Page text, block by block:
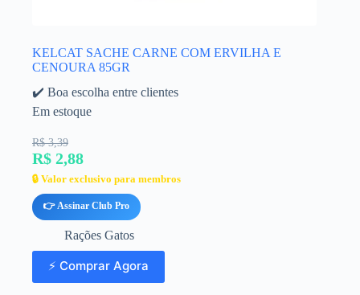
KELCAT SACHE CARNE COM ERVILHA E
CENOURA 85GR
✔️ Boa escolha entre clientes
Em estoque
R$ 3,39
R$ 2,88
🔒 Valor exclusivo para membros
👉 Assinar Club Pro
Rações Gatos
⚡ Comprar Agora